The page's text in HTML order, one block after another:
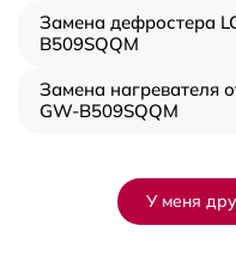
Замена дефростера
B509SQQM
Замена нагревателя
GW-B509SQQM
У меня